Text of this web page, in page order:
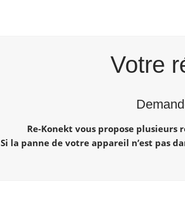
Votre
Re-Konekt vous propose plusieurs
Si la panne de votre appareil n’est pas